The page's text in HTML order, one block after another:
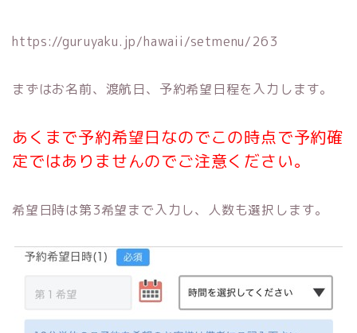
https://guruyaku.jp/hawaii/setmenu/263
まずはお名前、渡航日、予約希望日程を入力します。
あくまで予約希望日なのでこの時点で予約確
定ではありませんのでご注意ください。
希望日時は第3希望まで入力し、人数も選択します。